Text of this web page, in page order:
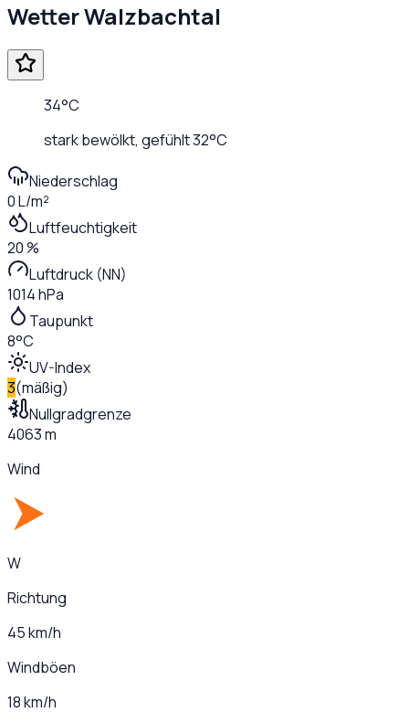
WetterWalzbachtal
34°C
stark bewölkt, gefühlt32°C
Niederschlag
0 L/m²
Luftfeuchtigkeit
20 %
Luftdruck (NN)
1014 hPa
Taupunkt
8°C
UV-Index
3(mäßig)
Nullgradgrenze
4063 m
Wind
W
Richtung
45 km/h
Windböen
18 km/h